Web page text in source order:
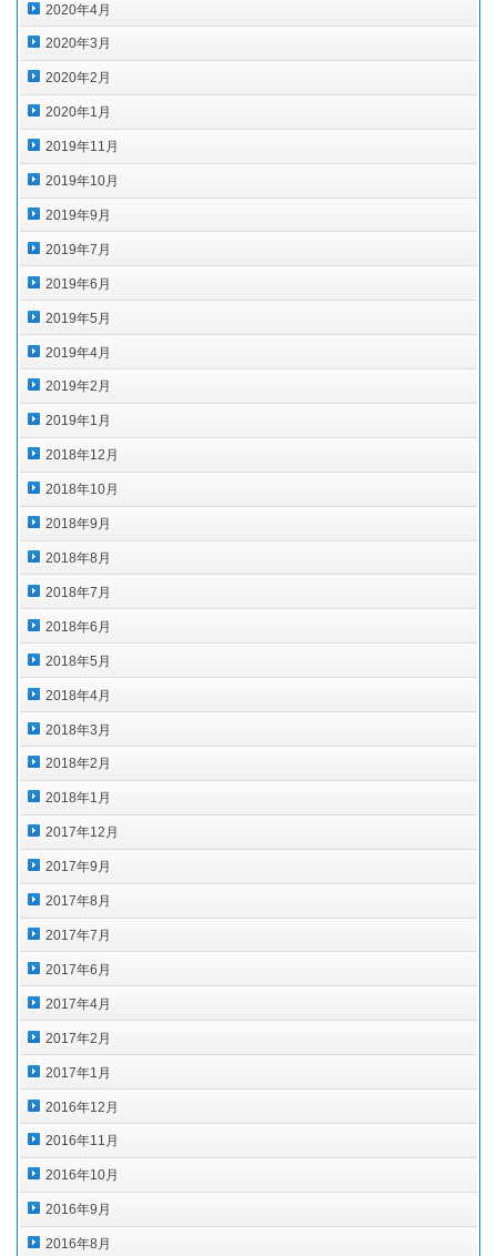
2020年4月
2020年3月
2020年2月
2020年1月
2019年11月
2019年10月
2019年9月
2019年7月
2019年6月
2019年5月
2019年4月
2019年2月
2019年1月
2018年12月
2018年10月
2018年9月
2018年8月
2018年7月
2018年6月
2018年5月
2018年4月
2018年3月
2018年2月
2018年1月
2017年12月
2017年9月
2017年8月
2017年7月
2017年6月
2017年4月
2017年2月
2017年1月
2016年12月
2016年11月
2016年10月
2016年9月
2016年8月